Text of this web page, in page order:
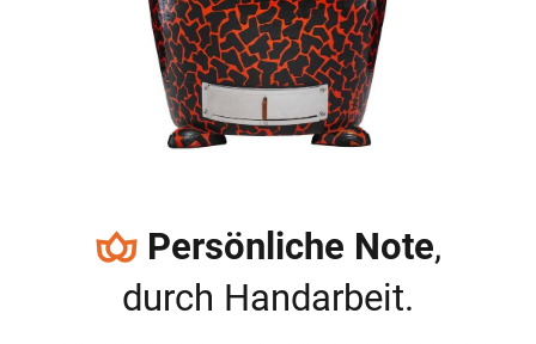
Persönliche Note,
durch Handarbeit.